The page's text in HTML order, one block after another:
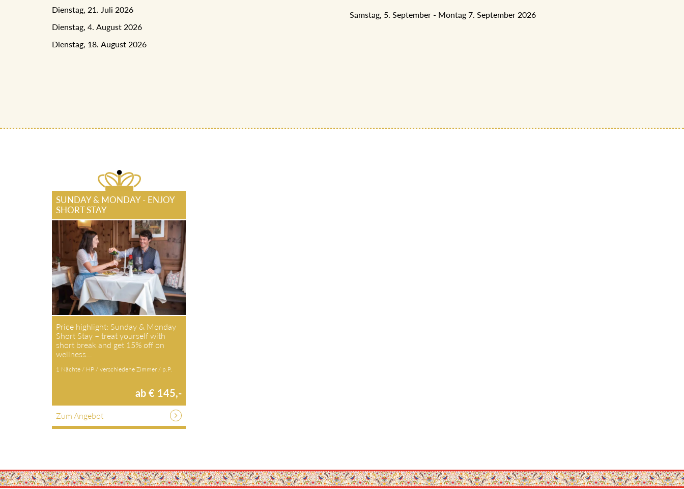
Dienstag, 21. Juli 2026
Dienstag, 4. August 2026
Dienstag, 18. August 2026
Samstag, 5. September - Montag 7. September 2026
SUNDAY & MONDAY - ENJOY
SHORT STAY
Price highlight: Sunday & Monday
Short Stay – treat yourself with
short break and get 15% off on
wellness…
1 Nächte / HP / verschiedene Zimmer / p.P.
ab € 145,-
Zum Angebot